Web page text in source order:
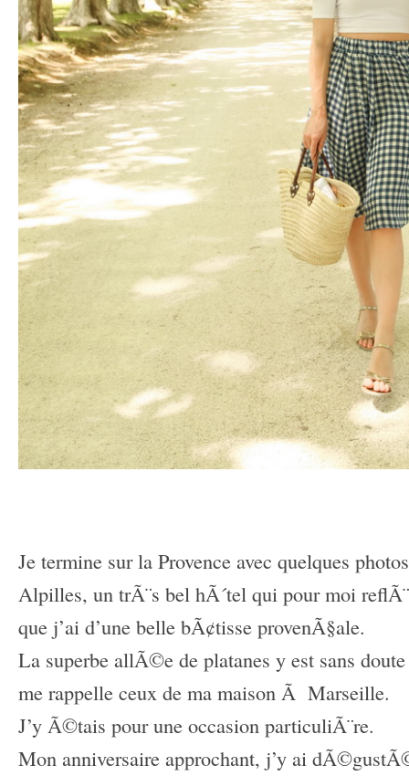
Je termine sur la Provence avec quelques
Alpilles, un trÃ¨s bel hÃ´tel qui pour moi
que j’ai d’une belle bÃ¢tisse provenÃ§ale.
La superbe allÃ©e de platanes y est sans
me rappelle ceux de ma maison Ã Marseille.
J’y Ã©tais pour une occasion particuliÃ¨re.
Mon anniversaire approchant, j’y ai